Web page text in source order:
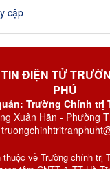
cập
ĐIỆN TỬ
PHÚ
Trường Chính trị
Xuân Hãn - Phường
thuộc về Trường chính trị